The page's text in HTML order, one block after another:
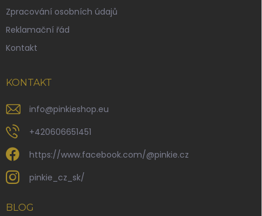
Zpracování osobních údajů
Reklamační řád
Kontakt
KONTAKT
info@pinkieshop.eu
+420606651451
https://www.facebook.com/@pinkie.cz
pinkie_cz_sk/
BLOG